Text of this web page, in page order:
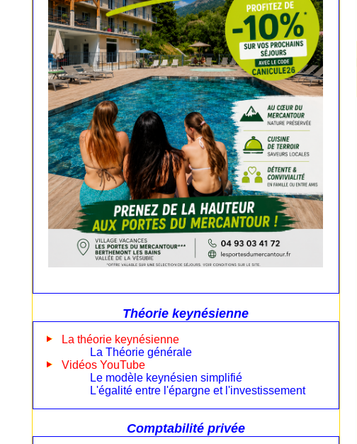
Théorie keynésienne
La théorie keynésienne
La Théorie générale
Vidéos YouTube
Le modèle keynésien simplifié
L'égalité entre l'épargne et l'investissement
Comptabilité privée